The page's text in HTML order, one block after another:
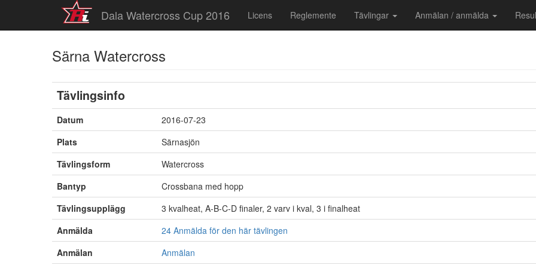
Dala Watercross Cup 2016 Licens Reglemente Tävlingar Anmälan / anmälda
Särna Watercross
Tävlingsinfo
Datum
2016-07-23
Plats
Särnasjön
Tävlingsform
Watercross
Bantyp
Crossbana med hopp
Tävlingsupplägg
3 kvalheat, A-B-C-D finaler, 2 varv i kval, 3 i finalheat
Anmälda
24 Anmälda för den här tävlingen
Anmälan
Anmälan